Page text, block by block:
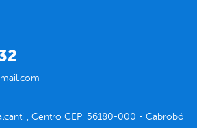
, Centro CEP: 56180-000 - Cabrobó